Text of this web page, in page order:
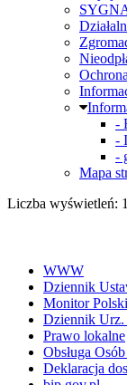
-
-
-
Mapa
Liczba wyświetleń:
WWW
Dziennik
Monitor Polski
Dziennik Urz.
Prawo lokalne
Obsługa
Deklaracja